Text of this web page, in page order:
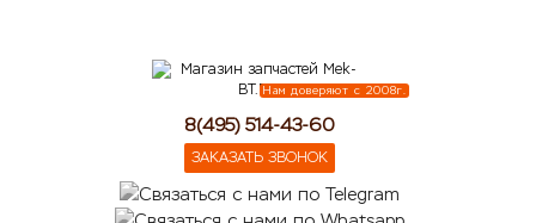
Нам доверяют с 2008г.
8(495) 514-43-60
ЗАКАЗАТЬ ЗВОНОК